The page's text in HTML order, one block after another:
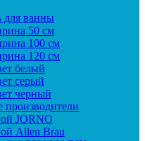
для ванны
50 см
100 см
120 см
белый
серый
черный
производители
JORNO
Allen Brau